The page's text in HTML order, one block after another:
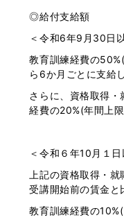
◎給付支給額
＜令和6年9月30日
教育訓練経費の
ら6か月ごとに支給
さらに、資格取得・
経費の20%(年間上
＜令和６年10月１
上記の資格取得・
受講開始前の賃金と
教育訓練経費の